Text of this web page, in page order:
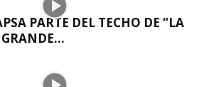
PARTE DEL TECHO DE “LA